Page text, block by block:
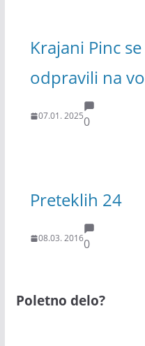
Krajani Pinc
odpravili na
07.01. 20250
Preteklih 24
08.03. 20160
Poletno delo?